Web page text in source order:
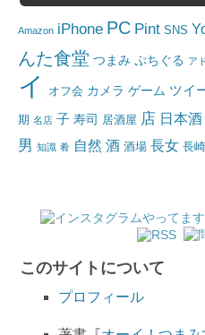
Amazon iPhone PC Pint SNS
んた食堂 つまみ ぷちぐる ア
イ
オフ会 カメラ ゲーム ツイ
期 名店 子 寿司 居酒屋 店 日本酒
男 知識 肴 自然 酒 酒場 長女 長崎
このサイトについて
プロフィール